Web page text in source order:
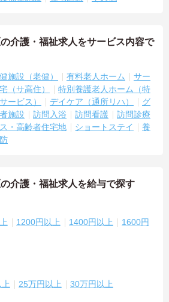
介護・福祉求人をサービス内容で
施設（老健） 有料老人ホーム
サー
（サ高住）
特別養護老人ホーム（特
ービス） デイケア（通所リハ）
グ
施設 訪問入浴 訪問看護
訪問診療
・高齢者住宅地 ショートステイ
養
介護・福祉求人を給与で探す
1200円以上 1400円以上
1600円
25万円以上 30万円以上